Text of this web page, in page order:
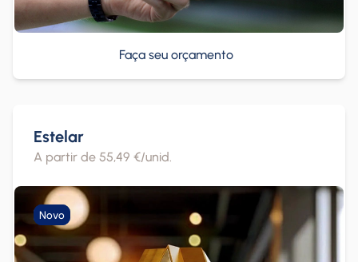
Faça seu orçamento
Estelar
A partir de 55,49 €/unid.
Novo